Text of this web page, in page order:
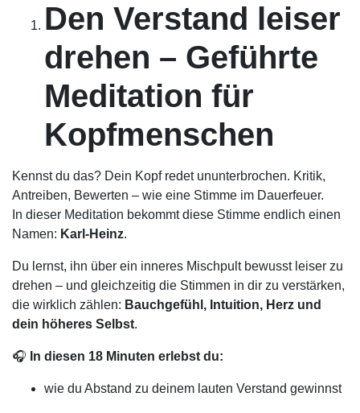
Den Verstand leiser
drehen – Geführte
Meditation für
Kopfmenschen
Kennst du das? Dein Kopf redet ununterbrochen. Kritik,
Antreiben, Bewerten – wie eine Stimme im Dauerfeuer.
In dieser Meditation bekommt diese Stimme endlich einen
Namen: Karl-Heinz.
Du lernst, ihn über ein inneres Mischpult bewusst leiser zu
drehen – und gleichzeitig die Stimmen in dir zu verstärken,
die wirklich zählen: Bauchgefühl, Intuition, Herz und
dein höheres Selbst.
🎧 In diesen 18 Minuten erlebst du:
wie du Abstand zu deinem lauten Verstand gewinnst